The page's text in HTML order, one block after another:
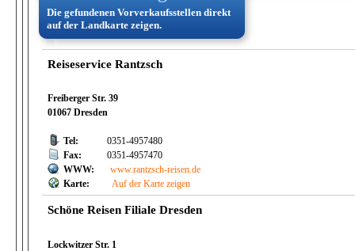
Die gefundenen Vorverkaufsstellen direkt
auf der Landkarte zeigen.
Reiseservice Rantzsch
Freiberger Str. 39
01067 Dresden
Tel:
0351-4957480
Fax:
0351-4957470
WWW:
www.rantzsch-reisen.de
Karte:
Auf der Karte zeigen
Schöne Reisen Filiale Dresden
Lockwitzer Str. 1